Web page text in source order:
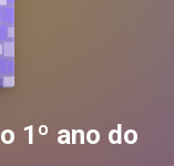
1º ano do